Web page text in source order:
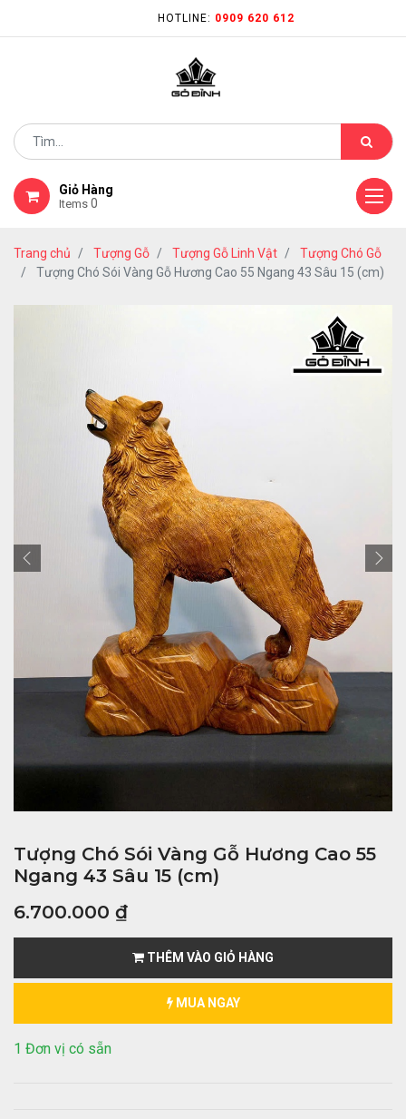
HOTLINE: 0909 620 612
Giỏ Hàng
Items 0
Trang chủ Tượng Gỗ Tượng Gỗ Linh Vật
Tượng Chó Gỗ
Tượng Chó Sói Vàng Gỗ Hương Cao 55 Ngang 43 Sâu 15 (cm)
Tượng Chó Sói Vàng Gỗ Hương Cao 55
Ngang 43 Sâu 15 (cm)
6.700.000 ₫
THÊM VÀO GIỎ HÀNG
MUA NGAY
1 Đơn vị có sẵn